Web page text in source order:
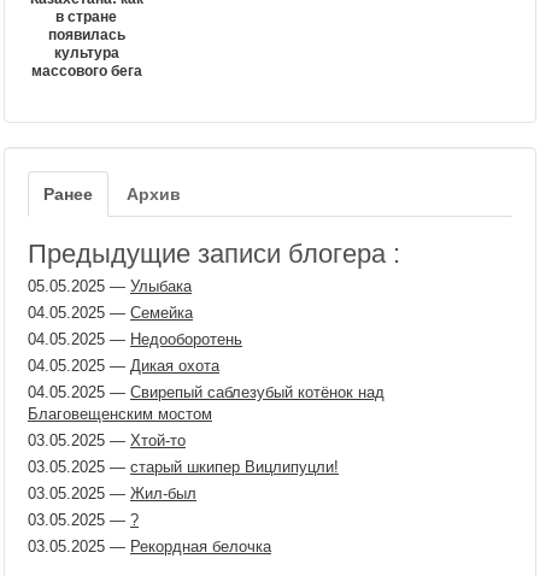
в стране
появилась
культура
массового бега
Ранее Архив
Предыдущие записи блогера :
05.05.2025 — Улыбака
04.05.2025 — Семейка
04.05.2025 — Недооборотень
04.05.2025 — Дикая охота
04.05.2025 — Свирепый саблезубый котёнок над
Благовещенским мостом
03.05.2025 — Хтой-то
03.05.2025 — старый шкипер Вицлипуцли!
03.05.2025 — Жил-был
03.05.2025 — ?
03.05.2025 — Рекордная белочка